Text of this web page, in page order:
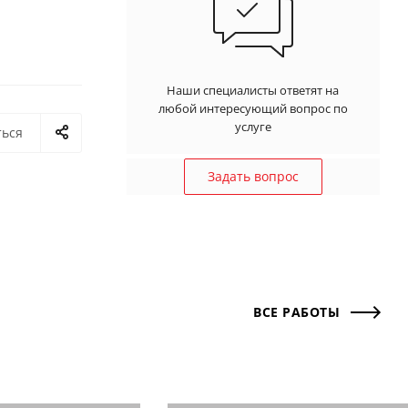
Наши специалисты ответят на
любой интересующий вопрос по
услуге
Задать вопрос
ВСЕ РАБОТЫ